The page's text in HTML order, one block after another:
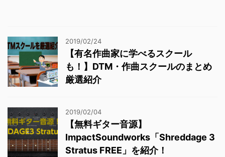
2019/02/24
【有名作曲家に学べるスクール
も！】DTM・作曲スクールのまとめ
厳選紹介
2019/02/04
【無料ギター音源】
ImpactSoundworks「Shreddage 3
Stratus FREE」を紹介！